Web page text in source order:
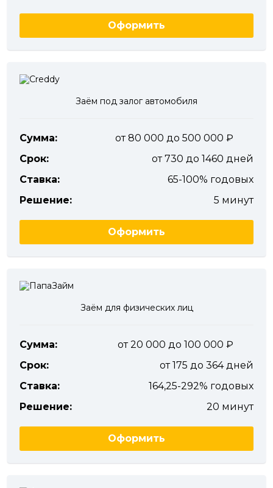
Оформить
Заём под залог автомобиля
Сумма:
от 80 000 до 500 000
Срок:
от 730 до 1460 дней
Ставка:
65-100% годовых
Решение:
5 минут
Оформить
Заём для физических лиц
Сумма:
от 20 000 до 100 000
Срок:
от 175 до 364 дней
Ставка:
164,25-292% годовых
Решение:
20 минут
Оформить